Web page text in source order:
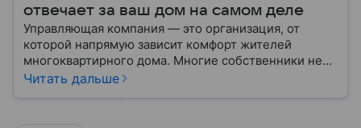
отвечает за ваш дом на самом деле
Управляющая компания — это организация, от
которой напрямую зависит комфорт жителей
многоквартирного дома. Многие собственники не
до конца понимают, какие именно услуги УК
Читать дальше